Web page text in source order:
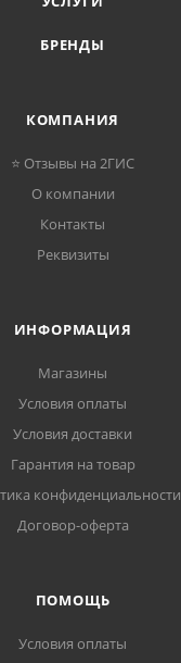
БРЕНДЫ
КОМПАНИЯ
⭐ Отзывы на 2ГИС
О компании
Контакты
Реквизиты
ИНФОРМАЦИЯ
Магазины
Условия оплаты
Условия доставки
Гарантия на товар
конфиденциальности
Договор-оферта
ПОМОЩЬ
Условия оплаты